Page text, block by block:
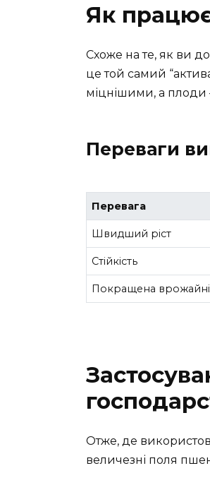
Як
Схоже на те, як ви
це той самий
міцнішими, а
Переваги
Перевага
Швидший ріст
Стійкість
Покращена
Отже, де
величезні поля